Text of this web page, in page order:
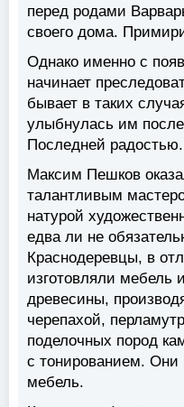
перед родами
своего дома.
Однако именно с
начинает
бывает в таких
улыбнулась им
Последней радостью.
Максим Пешков
талантливым
натурой
едва ли не
Краснодеревцы, в
изготовляли мебель
древесины,
черепахой,
поделочных пород
с тонированием. Они
мебель.